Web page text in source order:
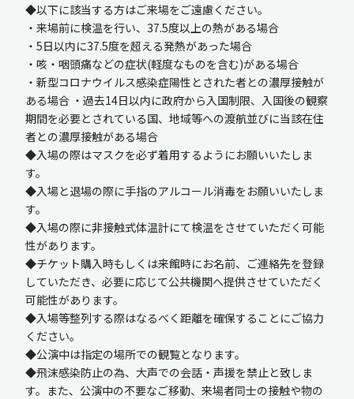
◆以下に該当する方はご来場をご遠慮ください。
・来場前に検温を行い、37.5度以上の熱がある場合
・5日以内に37.5度を超える発熱があった場合
・咳・咽頭痛などの症状(軽度なものを含む)がある場合
・新型コロナウイルス感染症陽性とされた者との濃厚接触が
ある場合 ・過去14日以内に政府から入国制限、入国後の観察
期間を必要とされている国、地域等への渡航並びに当該在住
者との濃厚接触がある場合
◆入場の際はマスクを必ず着用するようにお願いいたしま
す。
◆入場と退場の際に手指のアルコール消毒をお願いいたしま
す。
◆入場の際に非接触式体温計にて検温をさせていただく可能
性があります。
◆チケット購入時もしくは来館時にお名前、ご連絡先を登録
していただき、必要に応じて公共機関へ提供させていただく
可能性があります。
◆入場等整列する際はなるべく距離を確保することにご協力
ください。
◆公演中は指定の場所での観覧となります。
◆飛沫感染防止の為、大声での会話・声援を禁止と致しま
す。また、公演中の不要なご移動、来場者同士の接触や物の